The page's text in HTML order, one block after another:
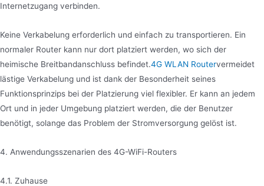
Internetzugang verbinden.
Keine Verkabelung erforderlich und einfach zu transportieren. Ein
normaler Router kann nur dort platziert werden, wo sich der
heimische Breitbandanschluss befindet.4G WLAN Routervermeidet
lästige Verkabelung und ist dank der Besonderheit seines
Funktionsprinzips bei der Platzierung viel flexibler. Er kann an jedem
Ort und in jeder Umgebung platziert werden, die der Benutzer
benötigt, solange das Problem der Stromversorgung gelöst ist.
4. Anwendungsszenarien des 4G-WiFi-Routers
4.1. Zuhause